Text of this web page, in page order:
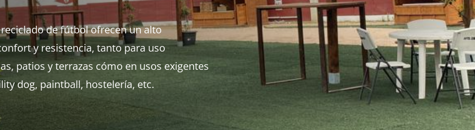
de fútbol ofrecen un alto
y resistencia, tanto para uso
patios y terrazas cómo en usos exigentes
dog, paintball, hostelería, etc.